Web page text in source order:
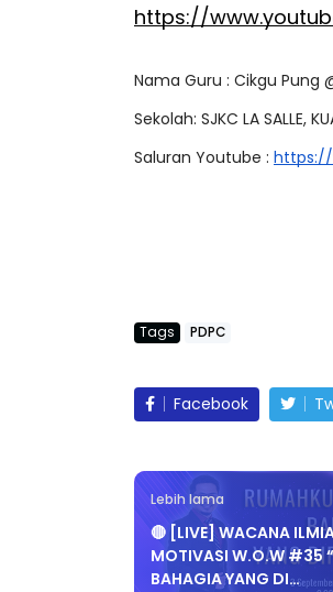
https://
Nama Guru : Cikgu Pung
Sekolah: SJKC LA SALLE,
Saluran Youtube : https://
Tags PDPC
Facebook
Lebih lama
🔴 [LIVE] WACANA
MOTIVASI W.O.W #35
BAHAGIA YANG DI…